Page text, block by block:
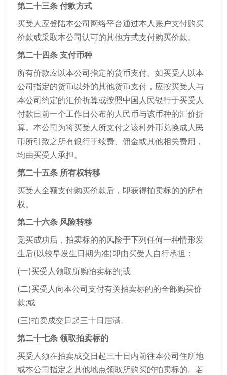
第二十三条 付款方式
买受人应登陆本公司网络平台通过本人账户支付购买
价款或采取本公司认可的其他方式支付购买价款。
第二十四条 支付币种
所有价款应以本公司指定的货币支付。如买受人以本
公司指定的货币以外的其他货币支付，应按买受人与
本公司约定的汇价折算或按照中国人民银行于买受人
付款日前一个工作日公布的人民币与该币种的汇价折
算。本公司为将买受人所支付之该种外币兑换成人民
币所引致之所有银行手续费、佣金或其他相关费用，
均由买受人承担。
第二十五条 所有权转移
买受人全额支付购买价款后，即获得拍卖标的的所有
权。
第二十六条 风险转移
竞买成功后，拍卖标的的风险于下列任何一种情形发
生后(以较早发生日期为准)即由买受人自行承担：
(一)买受人领取所购拍卖标的;或
(二)买受人向本公司支付有关拍卖标的的全部购买价
款;或
(三)拍卖成交日起三十日届满。
第二十七条 领取拍卖标的
买受人须在拍卖成交日起三十日内前往本公司住所地
或本公司指定之其他地点领取所购买的拍卖标的。若